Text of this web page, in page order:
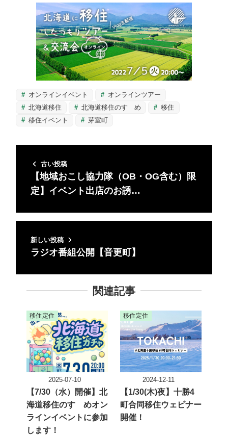
オンラインイベント
オンラインツアー
北海道移住
北海道移住のすゝめ
移住
移住イベント
芽室町
古い投稿
【地域おこし協力隊（OB・OG含む）限
定】イベント出店のお誘…
新しい投稿
ラジオ番組公開【音更町】
関連記事
移住定住
【7/30（水）開催】北
海道移住のすゝめオン
ラインイベントに参加
します！
投稿日
2025-07-10
移住定住
【1/30(木)夜】十勝4
町合同移住ウェビナー
開催！
投稿日
2024-12-11